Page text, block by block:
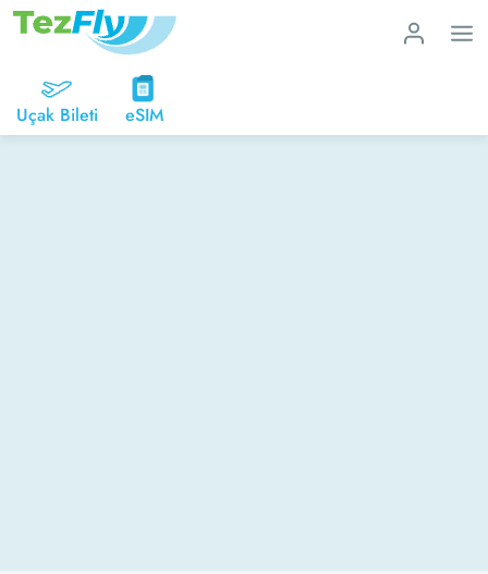
Uçak Bileti eSIM